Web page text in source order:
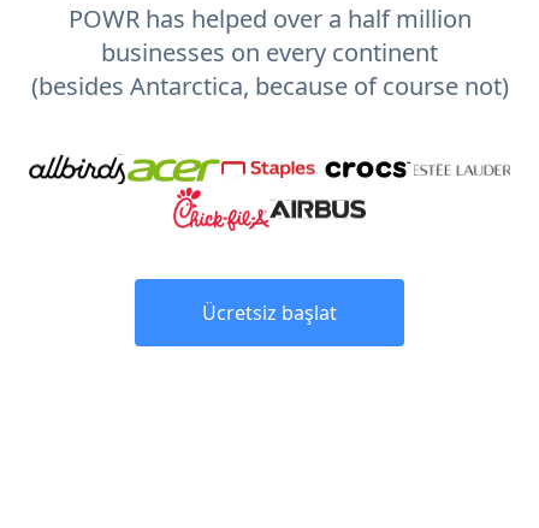
POWR has helped over a half million
businesses on every continent
(besides Antarctica, because of course not)
Ücretsiz başlat